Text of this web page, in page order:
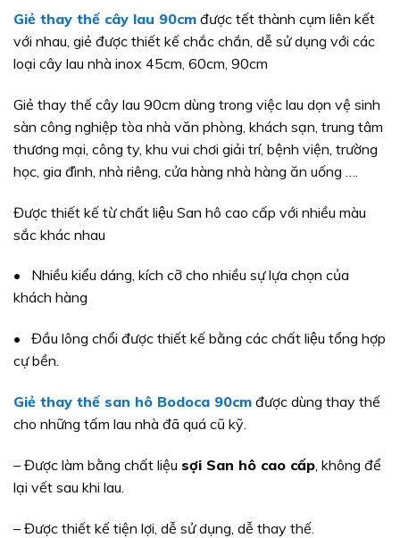
Giẻ thay thế cây lau 90cm được tết thành cụm liên kết
với nhau, giẻ được thiết kế chắc chắn, dễ sử dụng với các
loại cây lau nhà inox 45cm, 60cm, 90cm
Giẻ thay thế cây lau 90cm dùng trong việc lau dọn vệ sinh
sàn công nghiệp tòa nhà văn phòng, khách sạn, trung tâm
thương mại, công ty, khu vui chơi giải trí, bệnh viện, trường
học, gia đình, nhà riêng, cửa hàng nhà hàng ăn uống ….
Được thiết kế từ chất liệu San hô cao cấp với nhiều màu
sắc khác nhau
• Nhiều kiểu dáng, kích cỡ cho nhiều sự lựa chọn của
khách hàng
• Đầu lông chổi được thiết kế bằng các chất liệu tổng hợp
cự bền.
Giẻ thay thế san hô Bodoca 90cm được dùng thay thế
cho những tấm lau nhà đã quá cũ kỹ.
– Được làm bằng chất liệu sợi San hô cao cấp , không để
lại vết sau khi lau.
– Được thiết kế tiện lợi, dễ sử dụng, dễ thay thế.